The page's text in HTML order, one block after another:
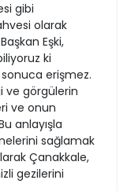
gibi
olarak
Eşki,
ki
erişmez.
ve görgülerin
ve onun
anlayışla
sağlamak
Çanakkale,
gezilerini